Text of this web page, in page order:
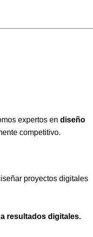
expertos en diseño
competitivo.
proyectos digitales
resultados digitales.